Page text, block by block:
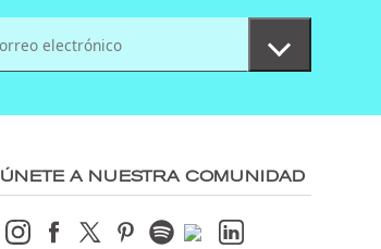
ÚNETE A NUESTRA COMUNIDAD